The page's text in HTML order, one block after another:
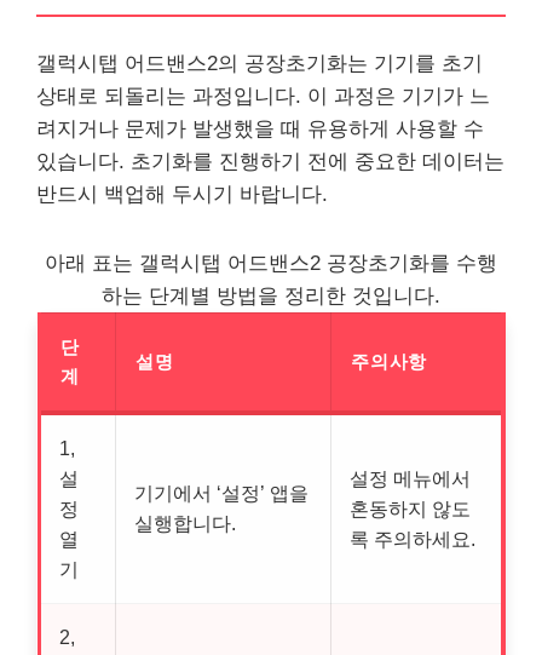
갤럭시탭 어드밴스2의 공장초기화는 기기를 초기
상태로 되돌리는 과정입니다. 이 과정은 기기가 느
려지거나 문제가 발생했을 때 유용하게 사용할 수
있습니다. 초기화를 진행하기 전에 중요한 데이터는
반드시 백업해 두시기 바랍니다.
아래 표는 갤럭시탭 어드밴스2 공장초기화를 수행
하는 단계별 방법을 정리한 것입니다.
단
계
설명 주의사항
1,
설
정
열
기
기기에서 ‘설정’ 앱을
실행합니다.
설정 메뉴에서
혼동하지 않도
록 주의하세요.
2,